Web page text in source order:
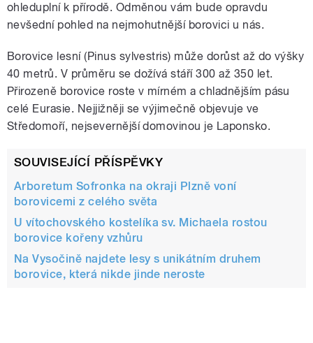
ohleduplní k přírodě. Odměnou vám bude opravdu
nevšední pohled na nejmohutnější borovici u nás.
Borovice lesní (Pinus sylvestris) může dorůst až do výšky
40 metrů. V průměru se dožívá stáří 300 až 350 let.
Přirozeně borovice roste v mírném a chladnějším pásu
celé Eurasie. Nejjižněji se výjimečně objevuje ve
Středomoří, nejsevernější domovinou je Laponsko.
SOUVISEJÍCÍ PŘÍSPĚVKY
Arboretum Sofronka na okraji Plzně voní
borovicemi z celého světa
U vítochovského kostelíka sv. Michaela rostou
borovice kořeny vzhůru
Na Vysočině najdete lesy s unikátním druhem
borovice, která nikde jinde neroste